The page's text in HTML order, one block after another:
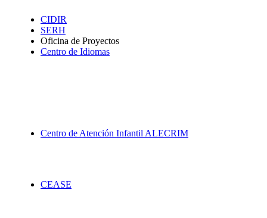
CIDIR
SERH
Oficina de Proyectos
Centro de Idiomas
Centro de Atención Infantil ALECRIM
CEASE